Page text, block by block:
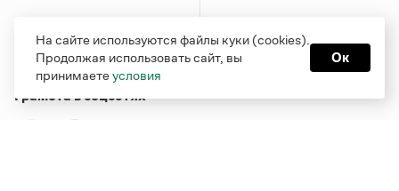
Грамота в соцсетях
На сайте используются файлы куки (cookies).
Продолжая использовать сайт, вы
принимаетеусловия
Ок